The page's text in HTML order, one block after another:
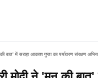
बात' में सराहा आकाश गुप्ता का पर्यावरण संरक्षण